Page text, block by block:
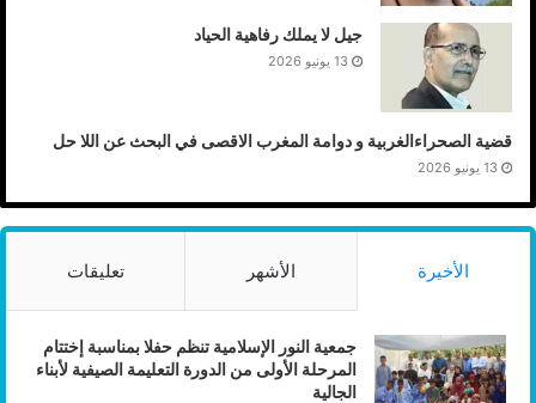
جيل لا يملك رفاهية الحياد
13 يونيو 2026
قضية الصحراءالغربية و دوامة المغرب الاقصى في البحث عن اللا حل
13 يونيو 2026
الأخيرة الأشهر تعليقات
جمعية النور الإسلامية تنظم حفلا بمناسبة إختتام
المرحلة الأولى من الدورة التعليمة الصيفية لأبناء
الجالية